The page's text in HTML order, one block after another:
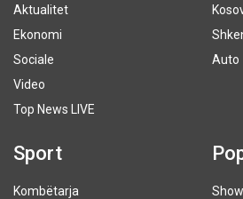
Aktualitet
Ekonomi
Sociale
Video
Top News LIVE
Auto
Sport
Kombëtarja